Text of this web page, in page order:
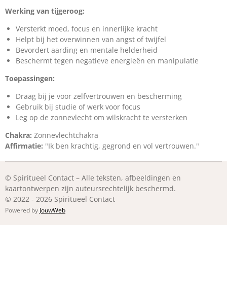
Werking van tijgeroog:
Versterkt moed, focus en innerlijke kracht
Helpt bij het overwinnen van angst of twijfel
Bevordert aarding en mentale helderheid
Beschermt tegen negatieve energieën en manipulatie
Toepassingen:
Draag bij je voor zelfvertrouwen en bescherming
Gebruik bij studie of werk voor focus
Leg op de zonnevlecht om wilskracht te versterken
Chakra: Zonnevlechtchakra
Affirmatie: "Ik ben krachtig, gegrond en vol vertrouwen."
© Spiritueel Contact – Alle teksten, afbeeldingen en
kaartontwerpen zijn auteursrechtelijk beschermd.
© 2022 - 2026 Spiritueel Contact
Powered by JouwWeb